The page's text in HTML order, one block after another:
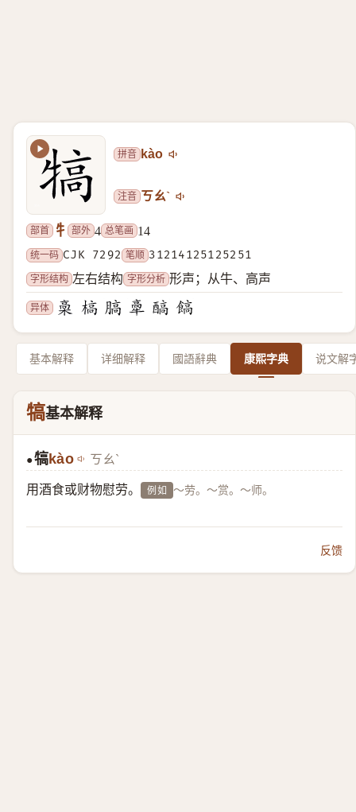
拼音 kào
注音 ㄎㄠˋ
部首 牜 部外 4 总笔画 14
统一码 CJK 7292 笔顺 31214125125251
字形结构 左右结构 字形分析 形声；从牛、高声
异体
基本解释 详细解释 國語辭典 康熙字典 说文解
犒基本解释
●犒kào ㄎㄠˋ
用酒食或财物慰劳。 例如 ～劳。～赏。～师。
反馈